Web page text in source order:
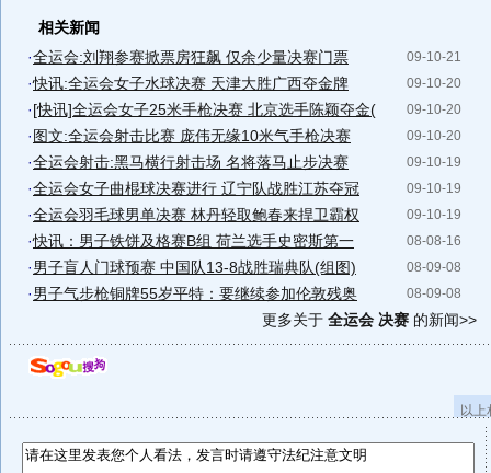
相关新闻
09-10-21
·全运会:刘翔参赛掀票房狂飙 仅余少量决赛门票
09-10-20
·快讯:全运会女子水球决赛 天津大胜广西夺金牌
09-10-20
·[快讯]全运会女子25米手枪决赛 北京选手陈颖夺金(
09-10-20
· 图文:全运会射击比赛 庞伟无缘10米气手枪决赛
09-10-19
·全运会射击:黑马横行射击场 名将落马止步决赛
09-10-19
·全运会女子曲棍球决赛进行 辽宁队战胜江苏夺冠
09-10-19
·全运会羽毛球男单决赛 林丹轻取鲍春来捍卫霸权
08-08-16
·快讯：男子铁饼及格赛B组 荷兰选手史密斯第一
08-09-08
·男子盲人门球预赛 中国队13-8战胜瑞典队(组图)
08-09-08
·男子气步枪铜牌55岁平特：要继续参加伦敦残奥
更多关于 全运会 决赛 的新闻>>
以